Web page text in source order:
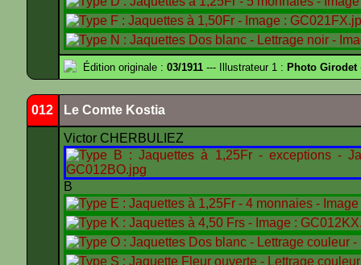
Édition originale : 03/1911 --- Illustrateur 1 : Photo Girodet
012 Le Comte Kostia
Victor CHERBULIEZ
B